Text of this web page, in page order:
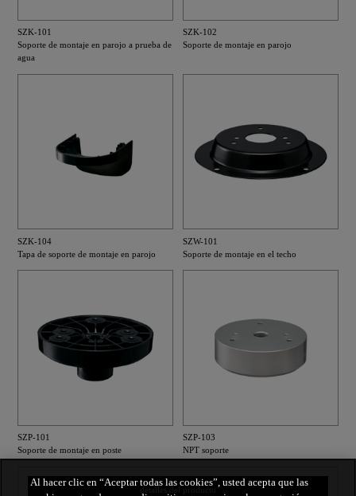
SZK-101
Soporte de montaje en parojo a prueba de
agua
SZK-102
Soporte de montaje en parojo
SZK-104
Tapa de soporte de montaje en parojo
SZW-101
Soporte de montaje en el techo
SZP-101
Soporte de montaje en poste
SZP-103
NPT soporte
detalles del producto
Al hacer clic en “Aceptar todas las cookies”, usted acepta que las